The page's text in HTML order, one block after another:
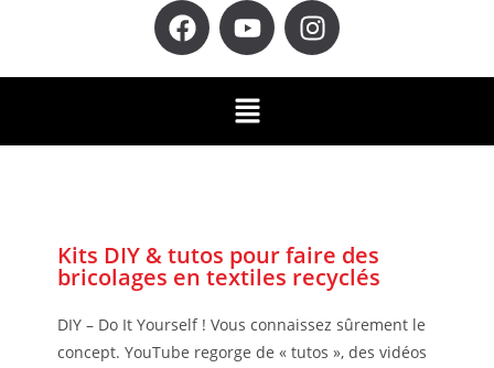
Kits DIY & tutos pour faire des
bricolages en textiles recyclés
DIY – Do It Yourself ! Vous connaissez sûrement le
concept. YouTube regorge de « tutos », des vidéos